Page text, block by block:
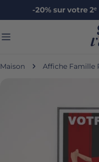
-20% sur votre
Maison Affiche Famille